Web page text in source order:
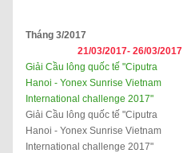
Tháng 3/2017
21/03/2017- 26/03/2017
Giải Cầu lông quốc tế "Ciputra
Hanoi - Yonex Sunrise Vietnam
International challenge 2017"
Giải Cầu lông quốc tế "Ciputra
Hanoi - Yonex Sunrise Vietnam
International challenge 2017"